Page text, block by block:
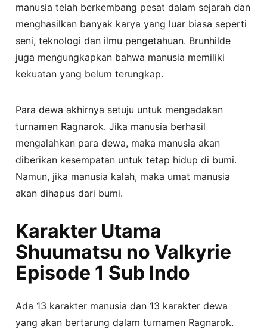
manusia telah berkembang pesat dalam sejarah dan
menghasilkan banyak karya yang luar biasa seperti
seni, teknologi dan ilmu pengetahuan. Brunhilde
juga mengungkapkan bahwa manusia memiliki
kekuatan yang belum terungkap.
Para dewa akhirnya setuju untuk mengadakan
turnamen Ragnarok. Jika manusia berhasil
mengalahkan para dewa, maka manusia akan
diberikan kesempatan untuk tetap hidup di bumi.
Namun, jika manusia kalah, maka umat manusia
akan dihapus dari bumi.
Karakter Utama
Shuumatsu no Valkyrie
Episode 1 Sub Indo
Ada 13 karakter manusia dan 13 karakter dewa
yang akan bertarung dalam turnamen Ragnarok.